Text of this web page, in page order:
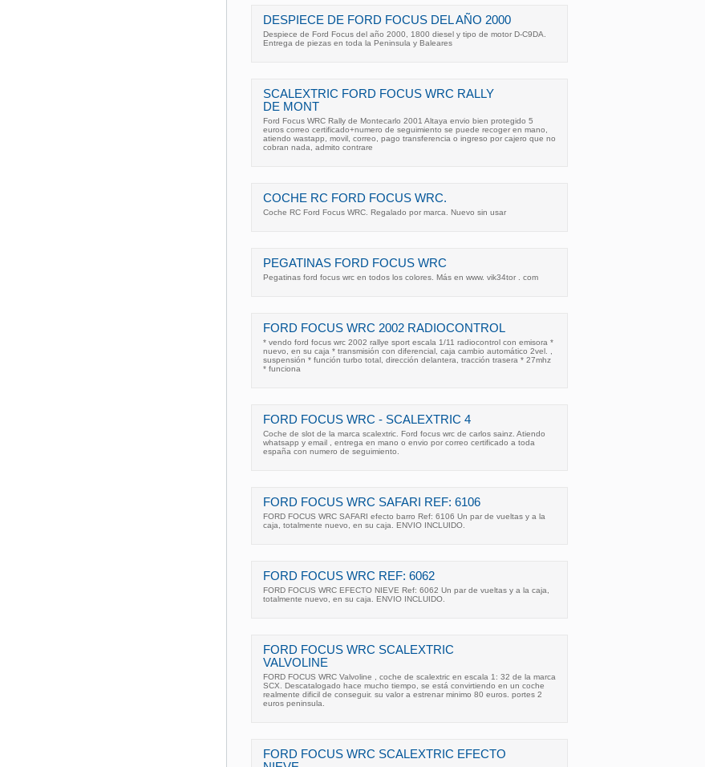
DESPIECE DE FORD FOCUS DEL AÑO 2000
Despiece de Ford Focus del año 2000, 1800 diesel y tipo de motor D-C9DA.
Entrega de piezas en toda la Peninsula y Baleares
SCALEXTRIC FORD FOCUS WRC RALLY
DE MONT
Ford Focus WRC Rally de Montecarlo 2001 Altaya envio bien protegido 5
euros correo certificado+numero de seguimiento se puede recoger en mano,
atiendo wastapp, movil, correo, pago transferencia o ingreso por cajero que no
cobran nada, admito contrare
COCHE RC FORD FOCUS WRC.
Coche RC Ford Focus WRC. Regalado por marca. Nuevo sin usar
PEGATINAS FORD FOCUS WRC
Pegatinas ford focus wrc en todos los colores. Más en www. vik34tor . com
FORD FOCUS WRC 2002 RADIOCONTROL
* vendo ford focus wrc 2002 rallye sport escala 1/11 radiocontrol con emisora *
nuevo, en su caja * transmisión con diferencial, caja cambio automático 2vel. ,
suspensión * función turbo total, dirección delantera, tracción trasera * 27mhz
* funciona
FORD FOCUS WRC - SCALEXTRIC 4
Coche de slot de la marca scalextric. Ford focus wrc de carlos sainz. Atiendo
whatsapp y email , entrega en mano o envio por correo certificado a toda
españa con numero de seguimiento.
FORD FOCUS WRC SAFARI REF: 6106
FORD FOCUS WRC SAFARI efecto barro Ref: 6106 Un par de vueltas y a la
caja, totalmente nuevo, en su caja. ENVIO INCLUIDO.
FORD FOCUS WRC REF: 6062
FORD FOCUS WRC EFECTO NIEVE Ref: 6062 Un par de vueltas y a la caja,
totalmente nuevo, en su caja. ENVIO INCLUIDO.
FORD FOCUS WRC SCALEXTRIC
VALVOLINE
FORD FOCUS WRC Valvoline , coche de scalextric en escala 1: 32 de la marca
SCX. Descatalogado hace mucho tiempo, se está convirtiendo en un coche
realmente dificil de conseguir. su valor a estrenar minimo 80 euros. portes 2
euros peninsula.
FORD FOCUS WRC SCALEXTRIC EFECTO